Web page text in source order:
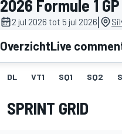
2026 Formule 1
2 jul 2026 tot 5 jul 2026|
OverzichtLive
DL VT1 SQ1 SQ2
SPRINT GRID